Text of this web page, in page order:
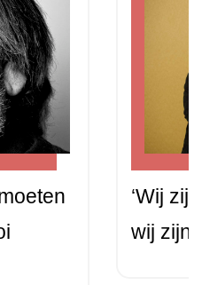
‘Wij
wij zijn